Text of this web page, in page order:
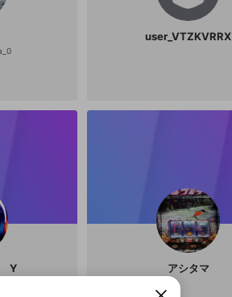
user_VTZKVRRX
Y アシタマ
fan アカウ
fanアカウン
タの登録
参加方法